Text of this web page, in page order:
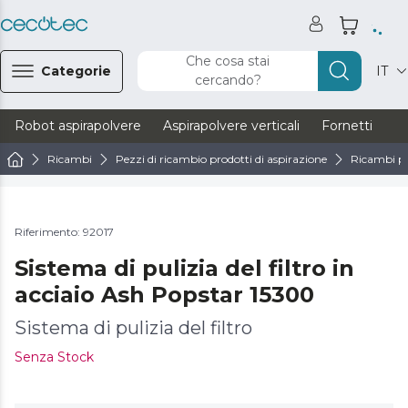
Categorie
Che cosa stai
cercando?
IT
Robot aspirapolvere Aspirapolvere verticali Fornetti
Ricambi Pezzi di ricambio prodotti di aspirazione Ricambi
Riferimento: 92017
Sistema di pulizia del filtro in
acciaio Ash Popstar 15300
Sistema di pulizia del filtro
Senza Stock